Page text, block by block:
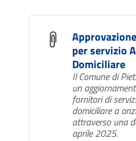
per servizio
Domiciliare
Il Comune di
un
fornitori di
domiciliare a
attraverso una
aprile 2025.